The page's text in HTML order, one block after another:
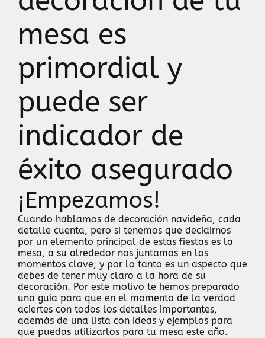
mesa es
primordial y
puede ser
indicador de
éxito asegurado
¡Empezamos!
Cuando hablamos de decoración navideña, cada
detalle cuenta, pero si tenemos que decidirnos
por un elemento principal de estas fiestas es la
mesa, a su alrededor nos juntamos en los
momentos clave, y por lo tanto es un aspecto que
debes de tener muy claro a la hora de su
decoración. Por este motivo te hemos preparado
una guía para que en el momento de la verdad
aciertes con todos los detalles importantes,
además de una lista con ideas y ejemplos para
que puedas utilizarlos para tu mesa este año.